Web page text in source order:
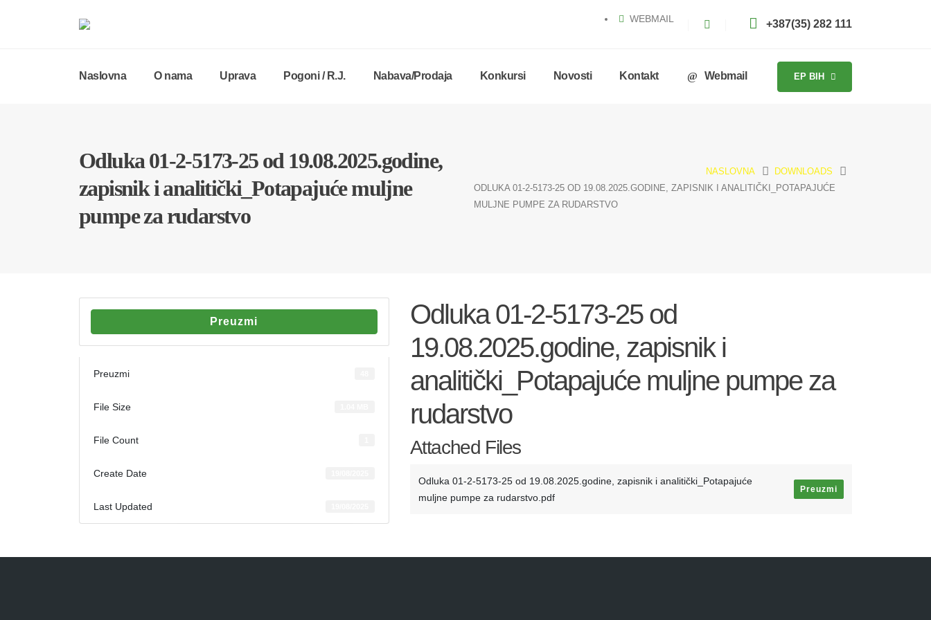
WEBMAIL +387(35) 282 111
Naslovna O nama Uprava Pogoni / R.J. Nabava/Prodaja Konkursi Novosti Kontakt Webmail EP BIH
Odluka 01-2-5173-25 od 19.08.2025.godine,
zapisnik i analitički_Potapajuće muljne
pumpe za rudarstvo
NASLOVNA
DOWNLOADS
ODLUKA 01-2-5173-25 OD 19.08.2025.GODINE, ZAPISNIK I ANALITIČKI_POTAPAJUĆE
MULJNE PUMPE ZA RUDARSTVO
Preuzmi
Preuzmi
File Size
File Count
Create Date
Last Updated
Odluka 01-2-5173-25 od
19.08.2025.godine, zapisnik i
analitički_Potapajuće muljne pumpe za
rudarstvo
Attached Files
Odluka 01-2-5173-25 od 19.08.2025.godine, zapisnik i analitički_Potapajuće
muljne pumpe za rudarstvo.pdf
Preuzmi